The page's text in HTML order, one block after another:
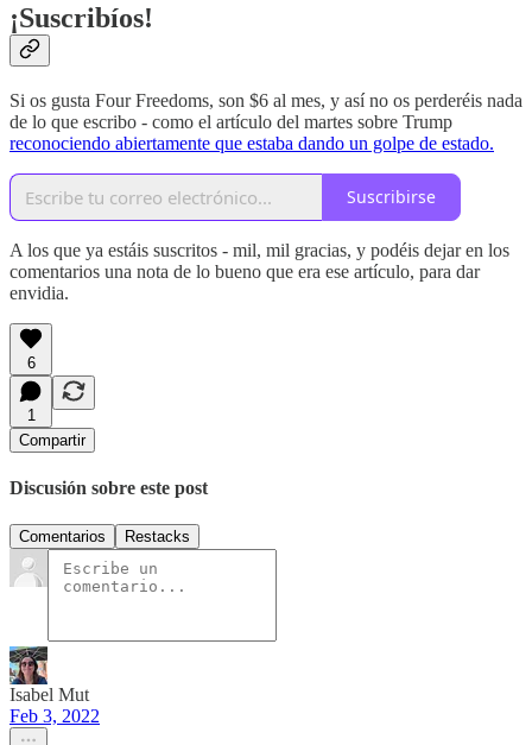
¡Suscribíos!
Si os gusta Four Freedoms, son $6 al mes, y así no os perderéis nada
de lo que escribo - como el artículo del martes sobre Trump
reconociendo abiertamente que estaba dando un golpe de estado.
Suscribirse
A los que ya estáis suscritos - mil, mil gracias, y podéis dejar en los
comentarios una nota de lo bueno que era ese artículo, para dar
envidia.
6
1
Compartir
Discusión sobre este post
Comentarios Restacks
Isabel Mut
Feb 3, 2022